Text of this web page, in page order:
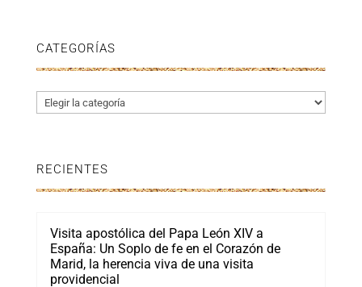
CATEGORÍAS
Categorías
RECIENTES
Visita apostólica del Papa León XIV a
España: Un Soplo de fe en el Corazón de
Marid, la herencia viva de una visita
providencial